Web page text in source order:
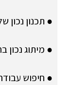
● תכנון נכון
● מיתוג נכון
● חיפוש